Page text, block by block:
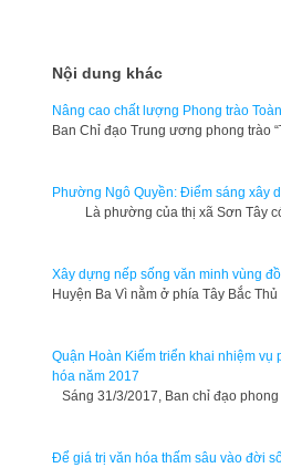
Nội dung khác
Nâng cao chất lượng Phong trào
Ban Chỉ đạo Trung ương phong trào
Phường Ngô Quyền: Điểm sáng xây
Là phường của thị xã Sơn Tây
Xây dựng nếp sống văn minh vùng
Huyện Ba Vì nằm ở phía Tây Bắc
Quận Hoàn Kiếm triển khai nhiệm
hóa năm 2017
Sáng 31/3/2017, Ban chỉ đạo
Để giá trị văn hóa thấm sâu vào đời